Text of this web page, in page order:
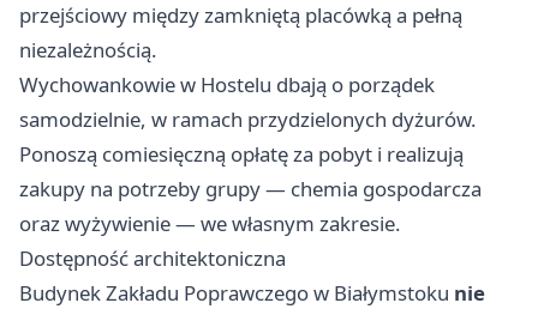
przejściowy między zamkniętą placówką a pełną
niezależnością.
Wychowankowie w Hostelu dbają o porządek
samodzielnie, w ramach przydzielonych dyżurów.
Ponoszą comiesięczną opłatę za pobyt i realizują
zakupy na potrzeby grupy — chemia gospodarcza
oraz wyżywienie — we własnym zakresie.
Dostępność architektoniczna
Budynek Zakładu Poprawczego w Białymstoku nie